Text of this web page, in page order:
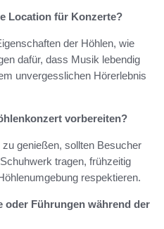
Location für Konzerte?
der Höhlen, wie
dafür, dass Musik lebendig
unvergesslichen Hörerlebnis
vorbereiten?
genießen, sollten Besucher
tragen, frühzeitig
respektieren.
oder Führungen während der